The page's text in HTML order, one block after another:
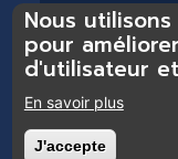
À propos
Nous
pour
d'utilisateur
En savoir plus
J'accepte